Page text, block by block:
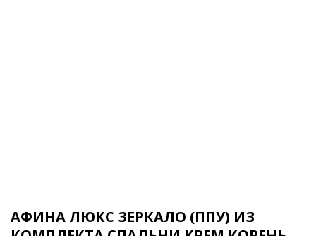
АФИНА ЛЮКС ЗЕРКАЛО (ППУ) ИЗ